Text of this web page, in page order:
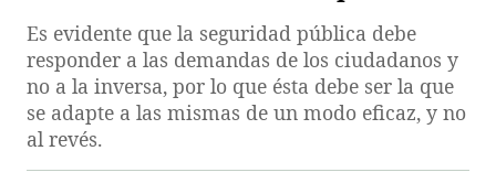
Es evidente que la seguridad pública debe
responder a las demandas de los ciudadanos y
no a la inversa, por lo que ésta debe ser la que
se adapte a las mismas de un modo eficaz, y no
al revés.